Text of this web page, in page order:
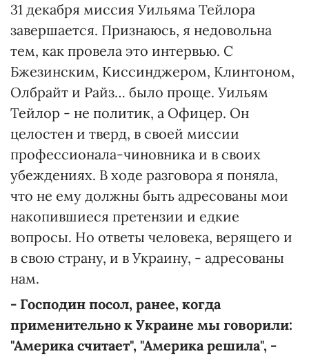
31 декабря миссия Уильяма Тейлора
завершается. Признаюсь, я недовольна
тем, как провела это интервью. С
Бжезинским, Киссинджером, Клинтоном,
Олбрайт и Райз… было проще. Уильям
Тейлор - не политик, а Офицер. Он
целостен и тверд, в своей миссии
профессионала-чиновника и в своих
убеждениях. В ходе разговора я поняла,
что не ему должны быть адресованы мои
накопившиеся претензии и едкие
вопросы. Но ответы человека, верящего и
в свою страну, и в Украину, - адресованы
нам.
- Господин посол, ранее, когда
применительно к Украине мы говорили:
"Америка считает", "Америка решила", -